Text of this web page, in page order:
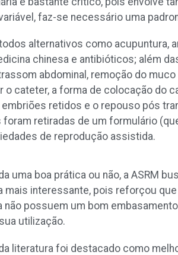
faz-se necessário uma
alternativos como acupuntura,
chinesa e antibióticos; além
abdominal, remoção do
o cateter, a forma de colocação do
retidos e o repouso pós
retiradas de um formulário
de reprodução assistida.
uma boa prática ou não, a ASRM
mais interessante, pois reforçou
não possuem um bom
utilização.
literatura foi destacado como